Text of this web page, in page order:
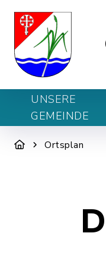
UNSERE
GEMEINDE
Ortsplan